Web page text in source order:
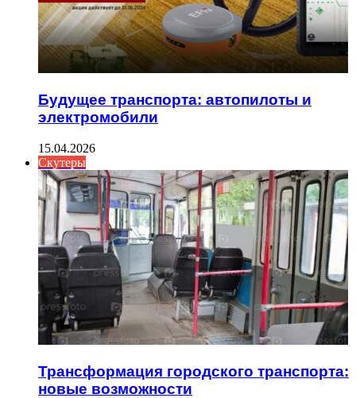
Будущее транспорта: автопилоты и
электромобили
15.04.2026
Скутеры
Трансформация городского транспорта:
новые возможности